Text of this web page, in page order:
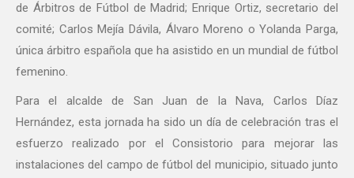
de Árbitros de Fútbol de Madrid; Enrique Ortiz, secretario del
comité; Carlos Mejía Dávila, Álvaro Moreno o Yolanda Parga,
única árbitro española que ha asistido en un mundial de fútbol
femenino.
Para el alcalde de San Juan de la Nava, Carlos Díaz
Hernández, esta jornada ha sido un día de celebración tras el
esfuerzo realizado por el Consistorio para mejorar las
instalaciones del campo de fútbol del municipio, situado junto